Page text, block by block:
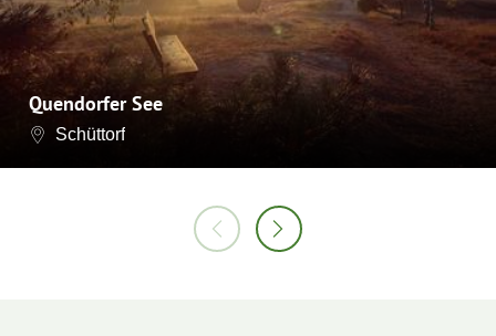
Quendorfer See
Schüttorf